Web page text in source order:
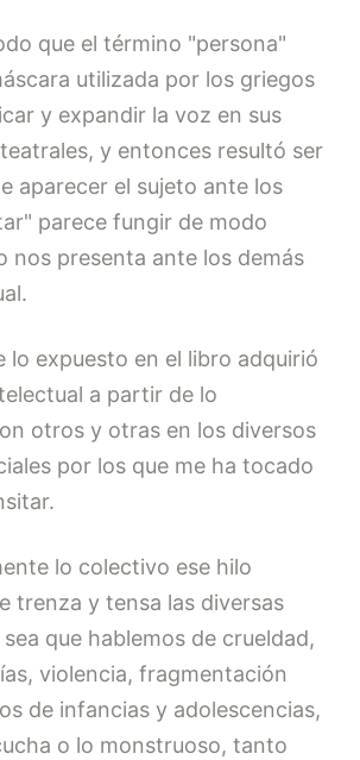
que el término "persona"
utilizada por los griegos
y expandir la voz en sus
y entonces resultó ser
aparecer el sujeto ante los
parece fungir de modo
nos presenta ante los demás
lo expuesto en el libro adquirió
a partir de lo
otros y otras en los diversos
por los que me ha tocado
lo colectivo ese hilo
trenza y tensa las diversas
que hablemos de crueldad,
violencia, fragmentación
de infancias y adolescencias,
o lo monstruoso, tanto